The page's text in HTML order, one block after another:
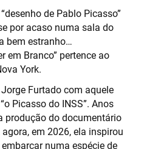
de Pablo Picasso”
por acaso numa sala do
bem estranho…
em Branco” pertence ao
York.
Furtado com aquele
Picasso do INSS”. Anos
produção do documentário
em 2026, ela inspirou
numa espécie de